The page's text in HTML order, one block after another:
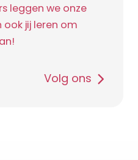
leggen we onze
jij leren om
Volg ons